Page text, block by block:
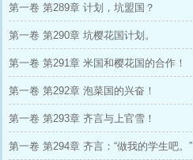
第一卷 第289章 计划，坑盟国？
第一卷 第290章 坑樱花国计划。
第一卷 第291章 米国和樱花国的合作！
第一卷 第292章 泡菜国的兴奋！
第一卷 第293章 齐言与上官雪！
第一卷 第294章 齐言：“做我的学生吧。”